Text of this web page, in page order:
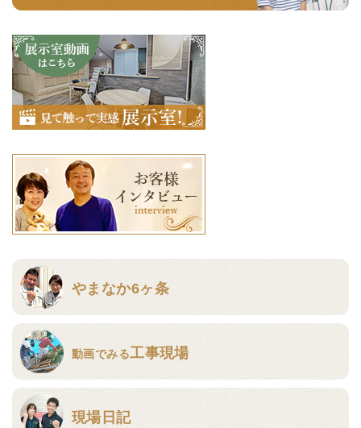
やまなか6ヶ条
動画でみる工事現場
現場日記